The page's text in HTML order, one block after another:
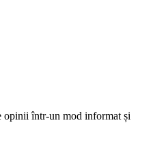
opinii într-un mod informat și